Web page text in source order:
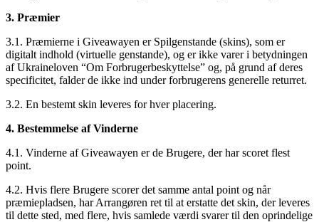
3. Præmier
3.1. Præmierne i Giveawayen er Spilgenstande (skins), som er
digitalt indhold (virtuelle genstande), og er ikke varer i betydningen
af Ukraineloven “Om Forbrugerbeskyttelse” og, på grund af deres
specificitet, falder de ikke ind under forbrugerens generelle returret.
3.2. En bestemt skin leveres for hver placering.
4. Bestemmelse af Vinderne
4.1. Vinderne af Giveawayen er de Brugere, der har scoret flest
point.
4.2. Hvis flere Brugere scorer det samme antal point og når
præmiepladsen, har Arrangøren ret til at erstatte det skin, der leveres
til dette sted, med flere, hvis samlede værdi svarer til den oprindelige